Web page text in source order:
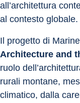
all’architettura
al contesto globale.
Il progetto di
Architecture and
ruolo
rurali montane,
climatico, dalla